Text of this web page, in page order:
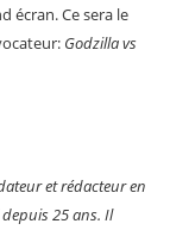
écran. Ce sera le
Godzilla vs
et rédacteur en
depuis 25 ans. Il